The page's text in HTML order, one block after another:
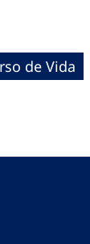
de Vida